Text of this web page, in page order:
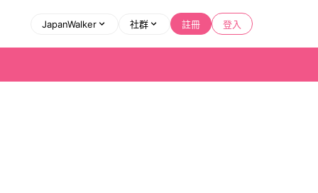
JapanWalker 社群 註冊 登入